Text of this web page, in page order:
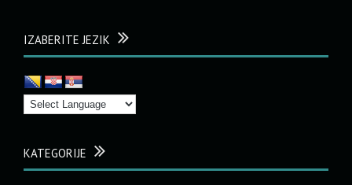
IZABERITE JEZIK
KATEGORIJE